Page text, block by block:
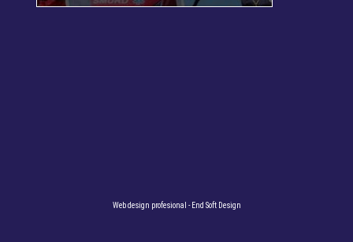
Web design profesional - End Soft Design